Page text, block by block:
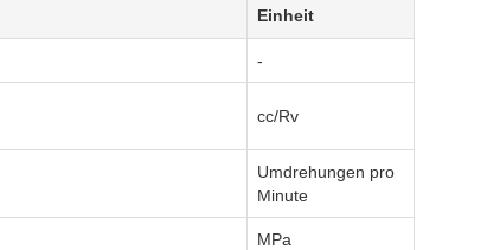
Einheit
-
cc/Rv
Umdrehungen pro
Minute
MPa